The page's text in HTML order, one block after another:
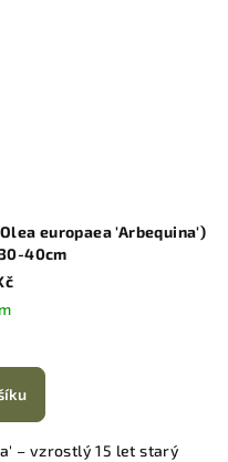
europaea 'Arbequina')
40cm
– vzrostlý 15 let starý